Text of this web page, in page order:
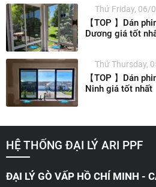
Thứ Friday, 06/
【TOP 】Dán
Dương giá tốt
Thứ Thursday,
【TOP 】Dán
Ninh giá tốt nhất
HỆ THỐNG ĐẠI LÝ ARI PPF
ĐẠI LÝ GÒ VẤP HỒ CHÍ MINH -